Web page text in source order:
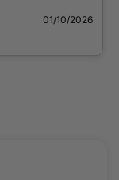
01/10/2026